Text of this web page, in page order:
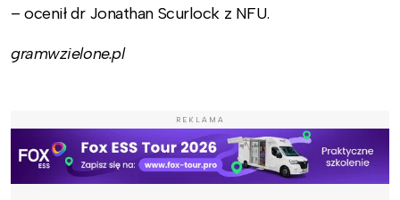
– ocenił dr Jonathan Scurlock z NFU.
gramwzielone.pl
REKLAMA